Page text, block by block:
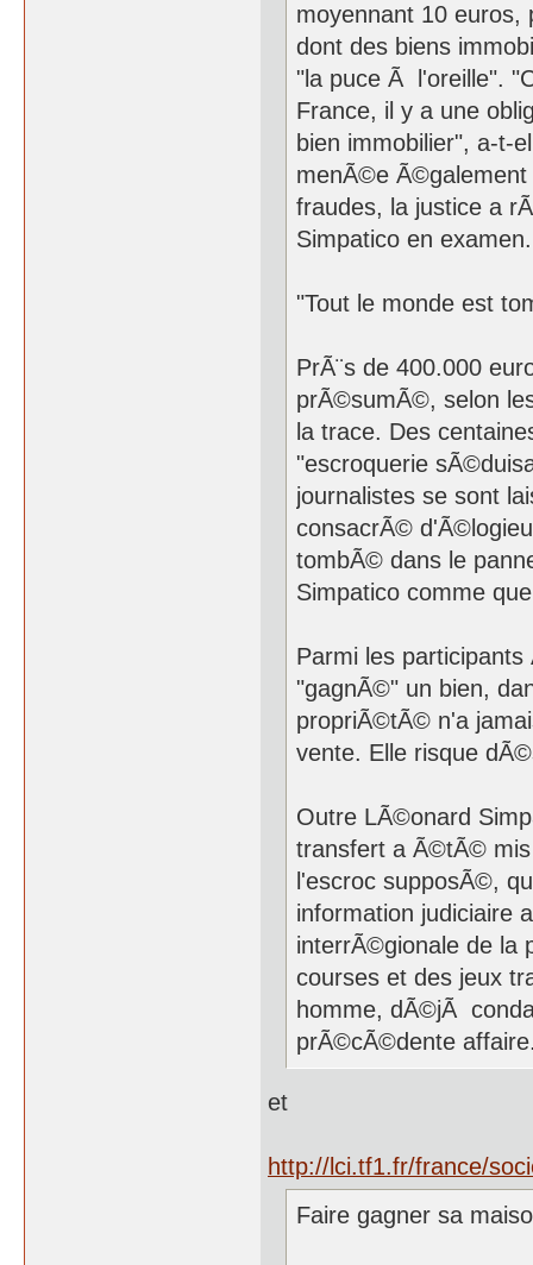
moyennant 10 euros,
dont des biens
"la puce Ã l'oreille".
France, il y a une
bien immobilier", a-t-
menÃ©e
fraudes, la justice a
Simpatico en examen.
"Tout le monde est
PrÃ¨s de 400.000
prÃ©sumÃ©, selon
la trace. Des
"escroquerie
journalistes se sont
consacrÃ©
tombÃ© dans le
Simpatico comme
Parmi les
"gagnÃ©" un bien,
propriÃ©tÃ© n'a
vente. Elle risque
Outre LÃ©onard
transfert a Ã©tÃ©
l'escroc supposÃ©,
information judiciaire
interrÃ©gionale de la
courses et des jeux
homme, dÃ©jÃ
prÃ©cÃ©dente
et
http://lci.tf1.fr/france/
Faire gagner sa